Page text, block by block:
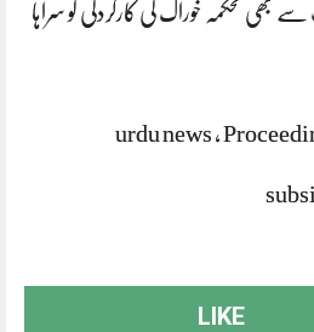
بھی محکمہ خوراک کی کارکردگی کو سراہا
urdu news ,
LIKE